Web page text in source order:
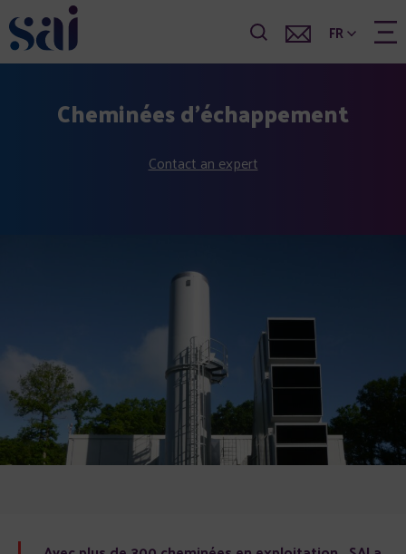
FR
Cheminées d’échappement
Contact an expert